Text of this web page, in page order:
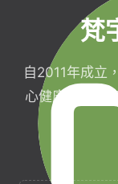
梵
自2011年成立
心健康，協助